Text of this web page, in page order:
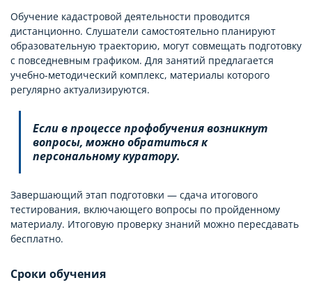
Обучение кадастровой деятельности проводится
дистанционно. Слушатели самостоятельно планируют
образовательную траекторию, могут совмещать подготовку
с повседневным графиком. Для занятий предлагается
учебно-методический комплекс, материалы которого
регулярно актуализируются.
Если в процессе профобучения возникнут
вопросы, можно обратиться к
персональному куратору.
Завершающий этап подготовки — сдача итогового
тестирования, включающего вопросы по пройденному
материалу. Итоговую проверку знаний можно пересдавать
бесплатно.
Сроки обучения